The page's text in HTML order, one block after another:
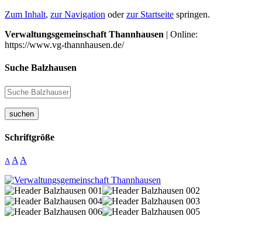
Zum Inhalt, zur Navigation oderzur Startseite springen.
Verwaltungsgemeinschaft Thannhausen | Online:
https://www.vg-thannhausen.de/
Suche Balzhausen
suchen
Schriftgröße
A A A